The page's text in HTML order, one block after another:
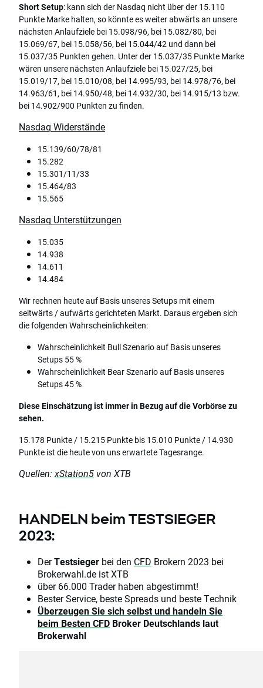
Short Setup: kann sich der Nasdaq nicht über der 15.110
Punkte Marke halten, so könnte es weiter abwärts an unsere
nächsten Anlaufziele bei 15.098/96, bei 15.082/80, bei
15.069/67, bei 15.058/56, bei 15.044/42 und dann bei
15.037/35 Punkten gehen. Unter der 15.037/35 Punkte Marke
wären unsere nächsten Anlaufziele bei 15.027/25, bei
15.019/17, bei 15.010/08, bei 14.995/93, bei 14.978/76, bei
14.963/61, bei 14.950/48, bei 14.932/30, bei 14.915/13 bzw.
bei 14.902/900 Punkten zu finden.
Nasdaq Widerstände
15.139/60/78/81
15.282
15.301/11/33
15.464/83
15.565
Nasdaq Unterstützungen
15.035
14.938
14.611
14.484
Wir rechnen heute auf Basis unseres Setups mit einem
seitwärts / aufwärts gerichteten Markt. Daraus ergeben sich
die folgenden Wahrscheinlichkeiten:
Wahrscheinlichkeit Bull Szenario auf Basis unseres
Setups 55 %
Wahrscheinlichkeit Bear Szenario auf Basis unseres
Setups 45 %
Diese Einschätzung ist immer in Bezug auf die Vorbörse zu
sehen.
15.178 Punkte / 15.215 Punkte bis 15.010 Punkte / 14.930
Punkte ist die heute von uns erwartete Tagesrange.
Quellen:xStation5 von XTB
HANDELN beim TESTSIEGER
2023:
DerTestsieger bei den CFD Brokern 2023 bei
Brokerwahl.de ist XTB
über 66.000 Trader haben abgestimmt!
Bester Service, beste Spreads und beste Technik
Überzeugen Sie sich selbst und handeln Sie
beim BestenCFD Broker Deutschlands laut
Brokerwahl